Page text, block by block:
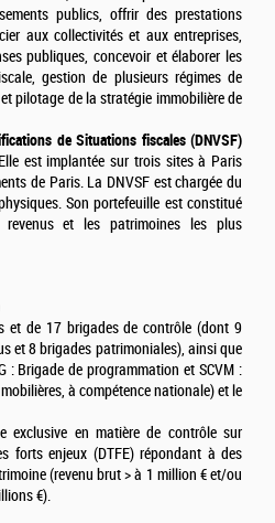
publics, offrir des prestations
aux collectivités et aux entreprises,
publiques, concevoir et élaborer les
gestion de plusieurs régimes de
pilotage de la stratégie immobilière de
de Situations fiscales (DNVSF)
est implantée sur trois sites à Paris
de Paris. La DNVSF est chargée du
Son portefeuille est constitué
et les patrimoines les plus
et de 17 brigades de contrôle (dont 9
et 8 brigades patrimoniales), ainsi que
: Brigade de programmation et SCVM :
à compétence nationale) et le
exclusive en matière de contrôle sur
forts enjeux (DTFE) répondant à des
(revenu brut > à 1 million € et/ou
€).